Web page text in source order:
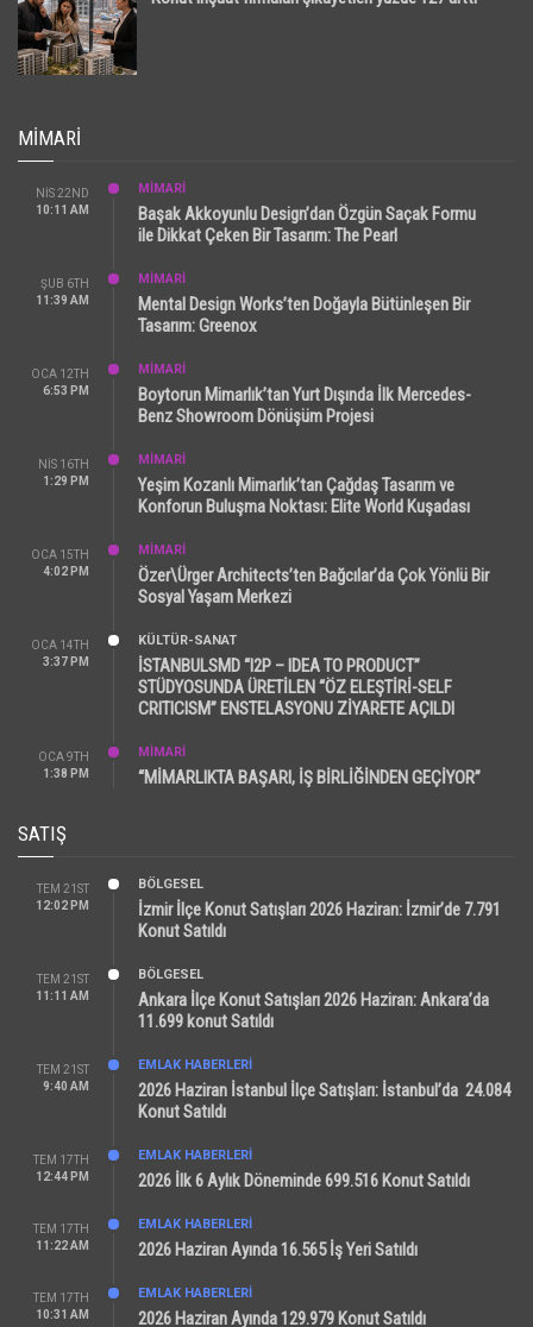
MIMARI
NIS 22ND
10:11 AM
MİMARİ
Başak Akkoyunlu Design’dan Özgün Saçak Formu
ile Dikkat Çeken Bir Tasarım: The Pearl
ŞUB 6TH
11:39 AM
MİMARİ
Mental Design Works’ten Doğayla Bütünleşen Bir
Tasarım: Greenox
OCA 12TH
6:53 PM
MİMARİ
Boytorun Mimarlık’tan Yurt Dışında İlk Mercedes-
Benz Showroom Dönüşüm Projesi
NIS 16TH
1:29 PM
MİMARİ
Yeşim Kozanlı Mimarlık’tan Çağdaş Tasarım ve
Konforun Buluşma Noktası: Elite World Kuşadası
OCA 15TH
4:02 PM
MİMARİ
Özer\Ürger Architects’ten Bağcılar’da Çok Yönlü Bir
Sosyal Yaşam Merkezi
OCA 14TH
3:37 PM
KÜLTÜR-SANAT
İSTANBULSMD “I2P – IDEA TO PRODUCT”
STÜDYOSUNDA ÜRETİLEN “ÖZ ELEŞTİRİ-SELF
CRITICISM” ENSTELASYONU ZİYARETE AÇILDI
OCA 9TH
1:38 PM
MİMARİ
“MİMARLIKTA BAŞARI, İŞ BİRLİĞİNDEN GEÇİYOR”
SATIŞ
TEM 21ST
12:02 PM
BÖLGESEL
İzmir İlçe Konut Satışları 2026 Haziran: İzmir’de 7.791
Konut Satıldı
TEM 21ST
11:11 AM
BÖLGESEL
Ankara İlçe Konut Satışları 2026 Haziran: Ankara’da
11.699 konut Satıldı
TEM 21ST
9:40 AM
EMLAK HABERLERI
2026 Haziran İstanbul İlçe Satışları: İstanbul’da 24.084
Konut Satıldı
TEM 17TH
12:44 PM
EMLAK HABERLERI
2026 İlk 6 Aylık Döneminde 699.516 Konut Satıldı
TEM 17TH
11:22 AM
EMLAK HABERLERI
2026 Haziran Ayında 16.565 İş Yeri Satıldı
TEM 17TH
10:31 AM
EMLAK HABERLERI
2026 Haziran Ayında 129.979 Konut Satıldı